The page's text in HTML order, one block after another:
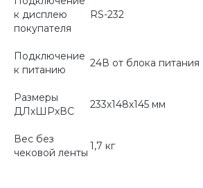
к дисплею
покупателя
RS-232
Подключение
к питанию
24В от блока питания
Размеры
ДЛхШРхВС
233х148х145 мм
Вес без
чековой ленты
1,7 кг